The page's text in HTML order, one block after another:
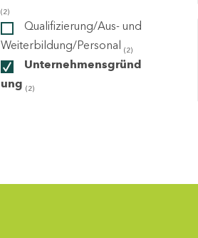
(2)
Qualifizierung/Aus- und
Weiterbildung/Personal (2)
Unternehmensgründ
ung (2)